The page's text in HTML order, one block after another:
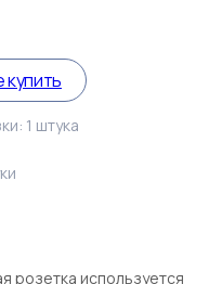
купить
1 штука
розетка используется